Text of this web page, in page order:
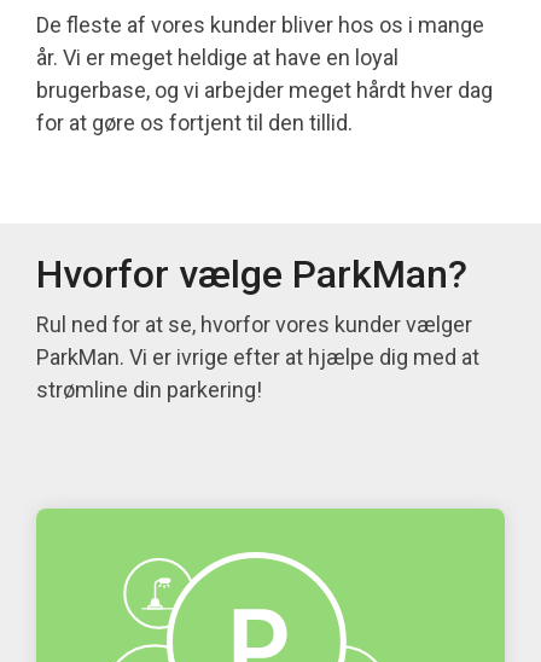
De fleste af vores kunder bliver hos os i mange
år. Vi er meget heldige at have en loyal
brugerbase, og vi arbejder meget hårdt hver dag
for at gøre os fortjent til den tillid.
Hvorfor vælge ParkMan?
Rul ned for at se, hvorfor vores kunder vælger
ParkMan. Vi er ivrige efter at hjælpe dig med at
strømline din parkering!